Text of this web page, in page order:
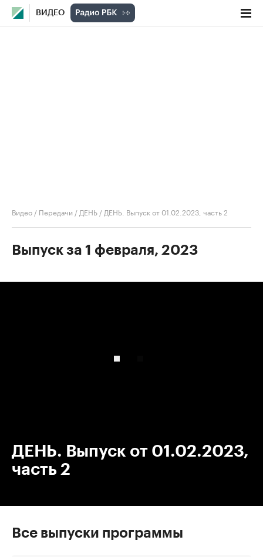
ВИДЕО
Видео / Передачи / ДЕНЬ / ДЕНЬ. Выпуск от 01.02.2023, часть 2
Выпуск за 1 февраля, 2023
ДЕНЬ. Выпуск от 01.02.2023,
часть 2
Все выпуски программы